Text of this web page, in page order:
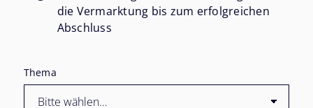
die Vermarktung bis zum erfolgreichen
Abschluss
Thema